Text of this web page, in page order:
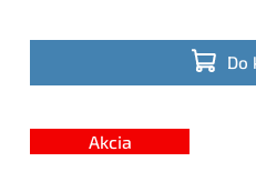
Do
Akcia